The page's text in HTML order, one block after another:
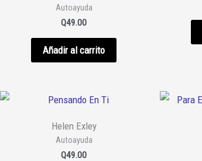
Autoayuda
Q49.00
Añadir al carrito
Helen Exley
Autoayuda
Q49.00